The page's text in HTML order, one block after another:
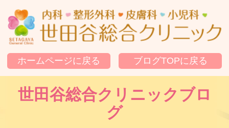
ホームページに戻る ブログTOPに戻る
世田谷総合クリニックブロ
グ